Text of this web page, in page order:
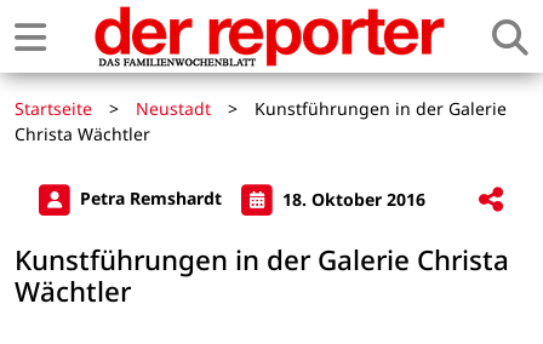
Startseite > Neustadt >
Kunstführungen in der Galerie
Christa Wächtler
Petra Remshardt 18. Oktober 2016
Kunstführungen in der Galerie Christa
Wächtler